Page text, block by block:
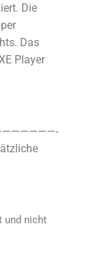
Die
Das
Player
und nicht